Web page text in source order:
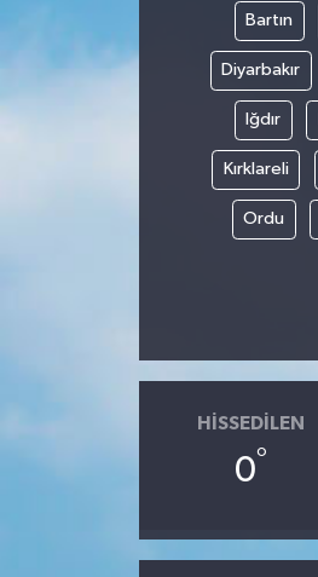
Bartın
Diyarbakır
Iğdır
Kırklareli
Ordu
HISSEDILEN
0°